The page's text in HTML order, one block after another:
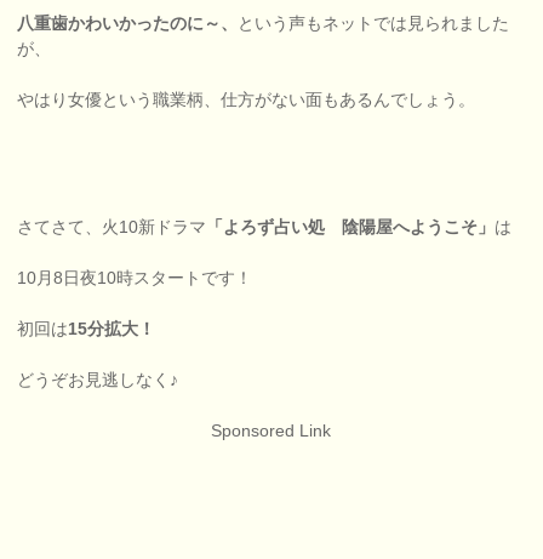
八重歯かわいかったのに～、 という声もネットでは見られました
が、
やはり女優という職業柄、仕方がない面もあるんでしょう。
さてさて、火10新ドラマ 「よろず占い処 陰陽屋へようこそ」 は
10月8日夜10時スタートです！
初回は15分拡大！
どうぞお見逃しなく♪
Sponsored Link